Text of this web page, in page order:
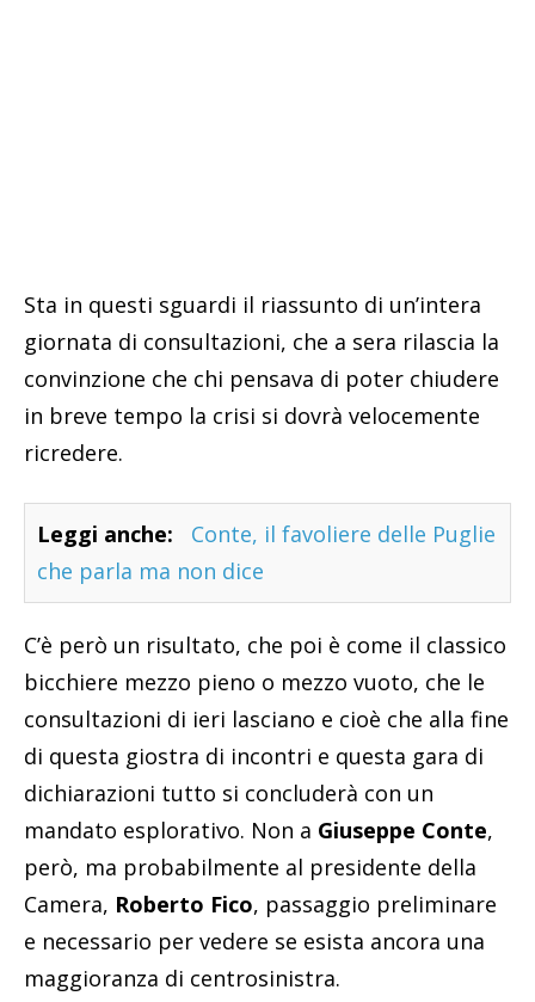
Sta in questi sguardi il riassunto di un’intera
giornata di consultazioni, che a sera rilascia la
convinzione che chi pensava di poter chiudere
in breve tempo la crisi si dovrà velocemente
ricredere.
Leggi anche:
Conte, il favoliere delle Puglie
che parla ma non dice
C’è però un risultato, che poi è come il classico
bicchiere mezzo pieno o mezzo vuoto, che le
consultazioni di ieri lasciano e cioè che alla fine
di questa giostra di incontri e questa gara di
dichiarazioni tutto si concluderà con un
mandato esplorativo. Non a Giuseppe Conte,
però, ma probabilmente al presidente della
Camera, Roberto Fico, passaggio preliminare
e necessario per vedere se esista ancora una
maggioranza di centrosinistra.